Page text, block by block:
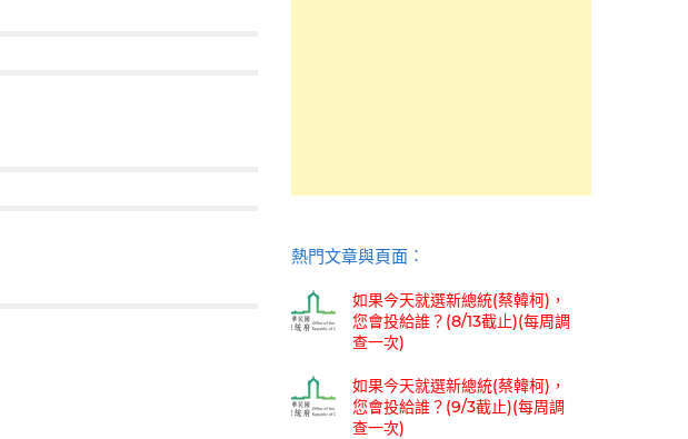
熱門文章與頁面︰
如果今天就選新總統(蔡韓柯)，
您會投給誰？(8/13截止)(每周調
查一次)
如果今天就選新總統(蔡韓柯)，
您會投給誰？(9/3截止)(每周調
查一次)